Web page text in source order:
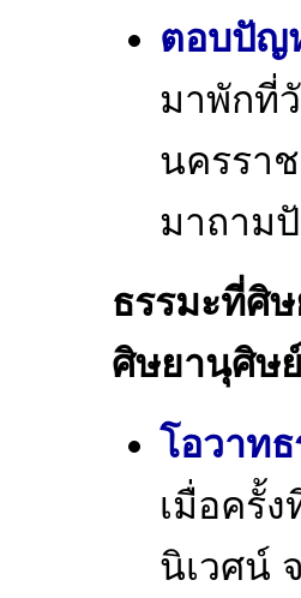
ตอบปัญ
มาพักที่
นครรา
มาถาม
ธรรมะที่ศิ
ศิษยานุศิษย์
โอวาท
เมื่อครั้
นิเวศน์